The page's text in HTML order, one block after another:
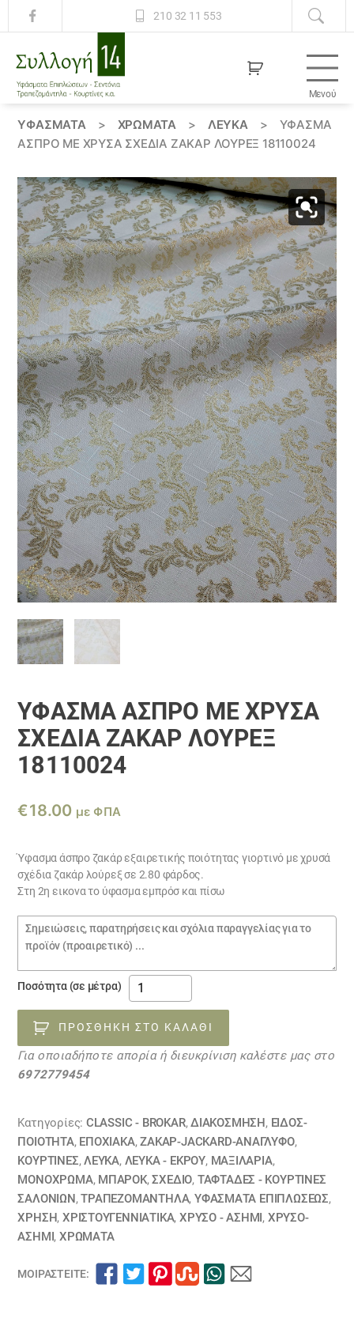
210 32 11 553
14
Μενού
ΥΦΆΣΜΑΤΑ > ΧΡΏΜΑΤΑ > ΛΕΥΚΑ >
ΎΦΑΣΜΑ
ΆΣΠΡΟ ΜΕ ΧΡΥΣΆ ΣΧΈΔΙΑ ΖΑΚΆΡ ΛΟΎΡΕΞ 18110024
ΎΦΑΣΜΑ ΆΣΠΡΟ ΜΕ ΧΡΥΣΆ
ΣΧΈΔΙΑ ΖΑΚΆΡ ΛΟΎΡΕΞ
18110024
€18.00 με ΦΠΑ
Ύφασμα άσπρο ζακάρ εξαιρετικής ποιότητας γιορτινό με χρυσά
σχέδια ζακάρ λούρεξ σε 2.80 φάρδος.
Στη 2η εικονα το ύφασμα εμπρόσ και πίσω
Σημειώσεις
παραγγελίας
Ποσότητα (σε μέτρα)
Ύφασμα
άσπρο
με
χρυσά
σχέδια
18110024
ποσότητα
ΠΡΟΣΘΉΚΗ ΣΤΟ ΚΑΛΆΘΙ
Για οποιαδήποτε απορία ή διευκρίνιση καλέστε μας στο
6972779454
Κατηγορίες: CLASSIC - BROKAR,ΔΙΑΚΟΣΜΗΣΗ , ΕΙΔΟΣ-
ΠΟΙΟΤΗΤΑ, ΕΠΟΧΙΑΚΑ,ΖΑΚΆΡ-JACKARD-ΑΝΆΓΛΥΦΟ,
ΚΟΥΡΤΊΝΕΣ,ΛΕΥΚΑ, ΛΕΥΚΑ - ΕΚΡΟΥ, ΜΑΞΙΛΆΡΙΑ,
ΜΟΝΌΧΡΩΜΑ, ΜΠΑΡΟΚ,ΣΧΕΔΙΟ, ΤΑΦΤΆΔΕΣ - ΚΟΥΡΤΊΝΕΣ
ΣΑΛΟΝΙΏΝ ,ΤΡΑΠΕΖΟΜΆΝΤΗΛΑ, ΥΦΆΣΜΑΤΑ ΕΠΙΠΛΏΣΕΩΣ,
ΧΡΗΣΗ, ΧΡΙΣΤΟΥΓΕΝΝΙΑΤΙΚΑ, ΧΡΥΣΟ - ΑΣΗΜΙ , ΧΡΥΣΟ-
ΑΣΗΜΙ , ΧΡΏΜΑΤΑ
ΜΟΙΡΑΣΤΕΊΤΕ: